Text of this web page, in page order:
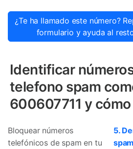
¿Te ha llamado este número?
formulario y ayuda al
Identificar
telefono spam
600607711 y
Bloquear números
telefónicos de spam en tu
5.